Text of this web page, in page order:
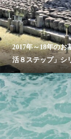
2017年～18年の
活８ステップ」シ